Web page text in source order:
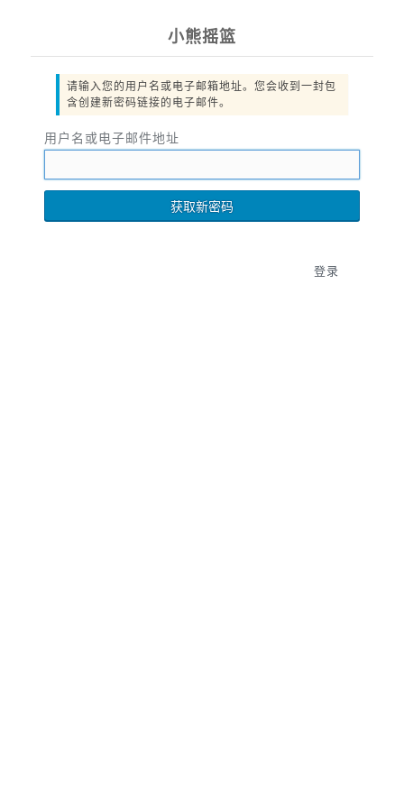
小熊摇篮
请输入您的用户名或电子邮箱地址。您会收到一封包
含创建新密码链接的电子邮件。
用户名或电子邮件地址
登录